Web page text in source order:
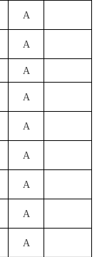
A
A
A
A
A
A
A
A
A